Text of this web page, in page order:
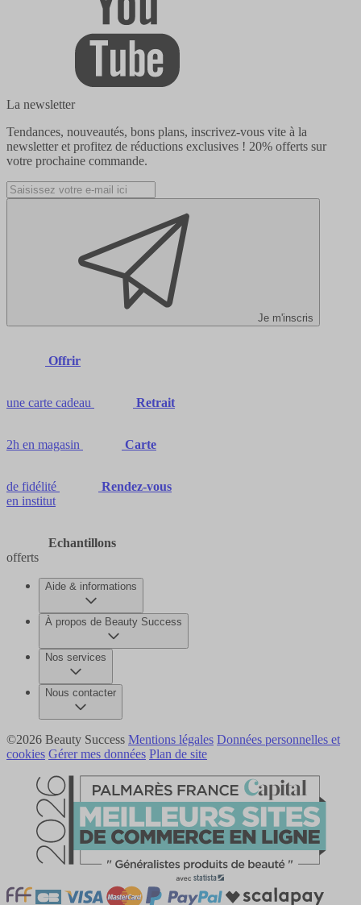
La newsletter
Tendances, nouveautés, bons plans, inscrivez-vous vite à la
newsletter et profitez de réductions exclusives ! 20% offerts sur
votre prochaine commande.
Je m'inscris
Offrir
une carte cadeau Retrait
2h en magasin Carte
de fidélité
Rendez-vous
en institut
Echantillons
offerts
Aide & informations
À propos de Beauty Success
Nos services
Nous contacter
©2026 Beauty Success Mentions légales Données personnelles et
cookies Gérer mes données Plan de site